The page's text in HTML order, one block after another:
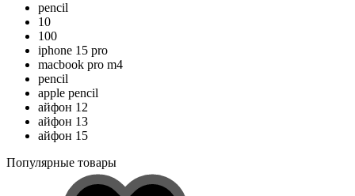
pencil
10
100
iphone 15 pro
macbook pro m4
pencil
apple pencil
айфон 12
айфон 13
айфон 15
Популярные товары